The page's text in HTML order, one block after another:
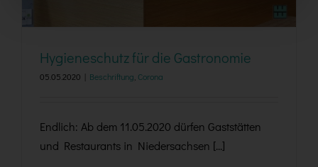
Hygieneschutz für die Gastronomie
05.05.2020 Beschriftung Corona
Endlich: Ab dem 11.05.2020 dürfen Gaststätten
und Restaurants in Niedersachsen [...]